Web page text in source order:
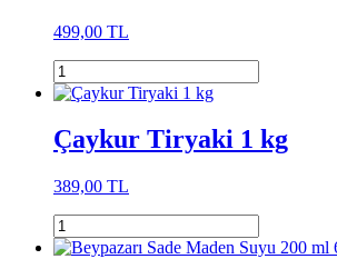
499,00 TL
Çaykur Tiryaki 1 kg
389,00 TL